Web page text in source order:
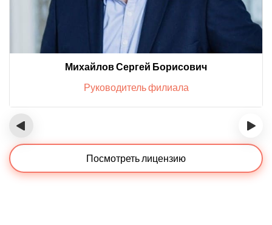
Михайлов Сергей Борисович
Руководитель филиала
‹ ›
Посмотреть лицензию